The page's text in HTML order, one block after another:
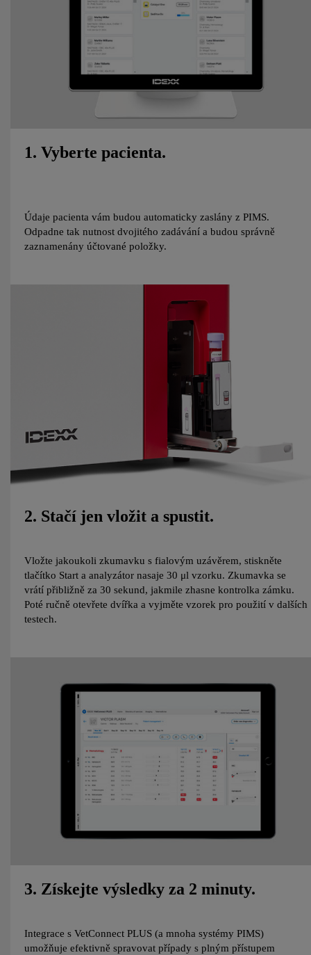
1. Vyberte pacienta.
Údaje pacienta vám budou automaticky zaslány z PIMS.
Odpadne tak nutnost dvojitého zadávání a budou správně
zaznamenány účtované položky.
2. Stačí jen vložit a spustit.
Vložte jakoukoli zkumavku s fialovým uzávěrem, stiskněte
tlačítko Start a analyzátor nasaje 30 μl vzorku. Zkumavka se
vrátí přibližně za 30 sekund, jakmile zhasne kontrolka zámku.
Poté ručně otevřete dvířka a vyjměte vzorek pro použití v dalších
testech.
3. Získejte výsledky za 2 minuty.
Integrace s VetConnect PLUS (a mnoha systémy PIMS)
umožňuje efektivně spravovat případy s plným přístupem